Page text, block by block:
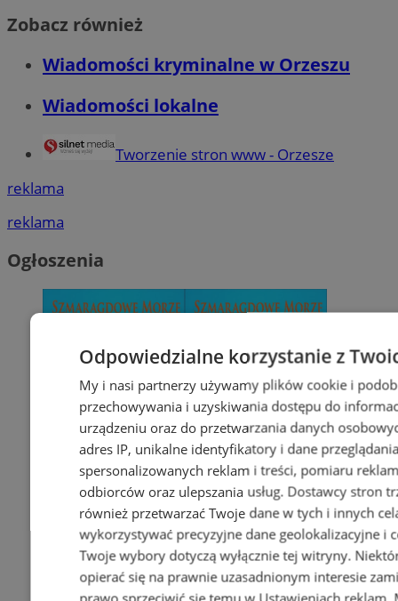
Zobacz również
Wiadomości kryminalne w Orzeszu
Wiadomości lokalne
Tworzenie stron www - Orzesze
reklama
reklama
Ogłoszenia
Odpowiedzialne korzystanie z
My i nasi partnerzy używamy plików cookie i
przechowywania i uzyskiwania dostępu do
urządzeniu oraz do przetwarzania danych
adres IP, unikalne identyfikatory i dane
spersonalizowanych reklam i treści, pomiaru
odbiorców oraz ulepszania usług. Dostawcy stron
również przetwarzać Twoje dane w tych i innych
wykorzystywać precyzyjne dane geolokalizacyjne i
Twoje wybory dotyczą wyłącznie tej witryny.
opierać się na prawnie uzasadnionym interesie